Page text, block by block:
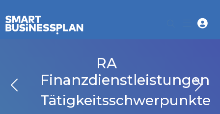
RA
Finanzdienstleistungen
Tätigkeitsschwerpunkte